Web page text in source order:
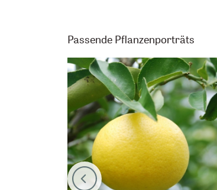
Passende Pflanzenporträts